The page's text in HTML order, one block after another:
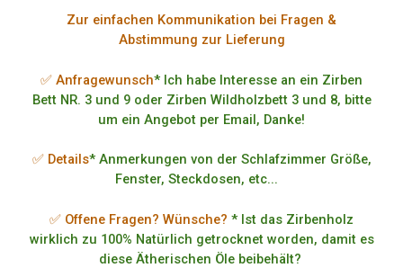
Zur einfachen Kommunikation bei Fragen &
Abstimmung zur Lieferung
✅ Anfragewunsch* Ich habe Interesse an ein Zirben
Bett NR. 3 und 9 oder Zirben Wildholzbett 3 und 8, bitte
um ein Angebot per Email, Danke!
✅ Details* Anmerkungen von der Schlafzimmer Größe,
Fenster, Steckdosen, etc...
✅ Offene Fragen? Wünsche? * Ist das Zirbenholz
wirklich zu 100% Natürlich getrocknet worden, damit es
diese Ätherischen Öle beibehält?